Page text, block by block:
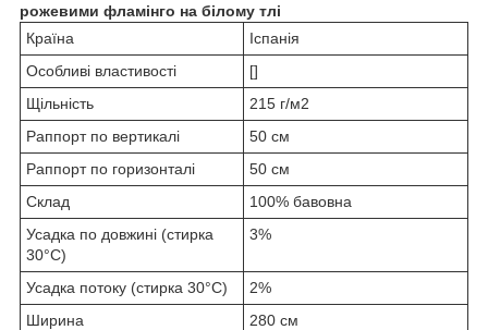
рожевими фламінго на білому тлі
Країна
Іспанія
Особливі властивості
[]
Щільність
215 г/м2
Раппорт по вертикалі
50 см
Раппорт по горизонталі
50 см
Склад
100% бавовна
Усадка по довжині (стирка
30°C)
3%
Усадка потоку (стирка 30°C)
2%
Ширина
280 см